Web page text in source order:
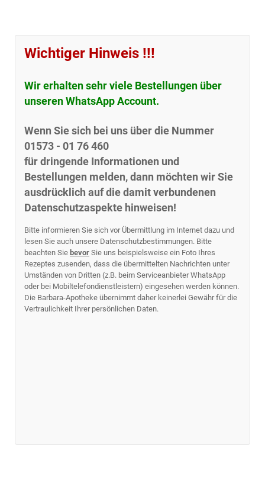
mehr erfahren...
Wichtiger Hinweis !!!
Wir erhalten sehr viele Bestellungen über
unseren WhatsApp Account.
Wenn Sie sich bei uns über die Nummer
01573 - 01 76 460
für dringende Informationen und
Bestellungen melden, dann möchten wir Sie
ausdrücklich auf die damit verbundenen
Datenschutzaspekte hinweisen!
Bitte informieren Sie sich vor Übermittlung im Internet dazu und
lesen Sie auch unsere Datenschutzbestimmungen. Bitte
beachten Sie bevor Sie uns beispielsweise ein Foto Ihres
Rezeptes zusenden, dass die übermittelten Nachrichten unter
Umständen von Dritten (z.B. beim Serviceanbieter WhatsApp
oder bei Mobiltelefondienstleistern) eingesehen werden können.
Die Barbara-Apotheke übernimmt daher keinerlei Gewähr für die
Vertraulichkeit Ihrer persönlichen Daten.